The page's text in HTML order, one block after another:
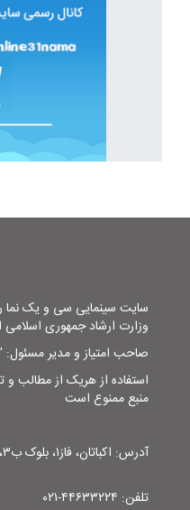
سایت سینمایی سی و یک نما
وزارت ارشاد جمهوری
صاحب امتیاز و مدیر مسئول:
منبع ممنوع است
آدرس: اکباتان، فاز۱، بلوک ب۳، ورودی۲، شماره ۴۳
تلفن: ۴۴۶۳۳۲۲۴-۰۲۱